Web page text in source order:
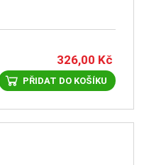
326,00 Kč
PŘIDAT DO KOŠÍKU